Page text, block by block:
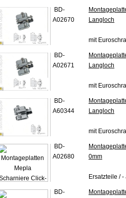
BD-
A02670
Langloch
mit
BD-
A02671
Langloch
mit
BD-
A60344
Langloch
mit
BD-
A02680
0mm
Ersatzteile / -
BD-